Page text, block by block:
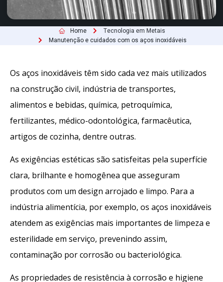
Home
Tecnologia em Metais
Manutenção e cuidados com os aços inoxidáveis
Os aços inoxidáveis têm sido cada vez mais utilizados
na construção civil, indústria de transportes,
alimentos e bebidas, química, petroquímica,
fertilizantes, médico-odontológica, farmacêutica,
artigos de cozinha, dentre outras.
As exigências estéticas são satisfeitas pela superfície
clara, brilhante e homogênea que asseguram
produtos com um design arrojado e limpo. Para a
indústria alimentícia, por exemplo, os aços inoxidáveis
atendem as exigências mais importantes de limpeza e
esterilidade em serviço, prevenindo assim,
contaminação por corrosão ou bacteriológica.
As propriedades de resistência à corrosão e higiene